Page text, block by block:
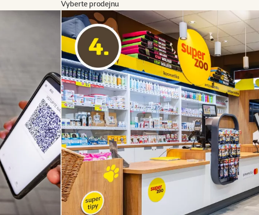
Vyberte prodejnu